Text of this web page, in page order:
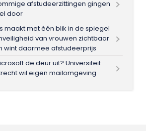
afstudeerzittingen gingen
door
maakt met één blik in de spiegel
van vrouwen zichtbaar
wint daarmee afstudeerprijs
de deur uit? Universiteit
wil eigen mailomgeving